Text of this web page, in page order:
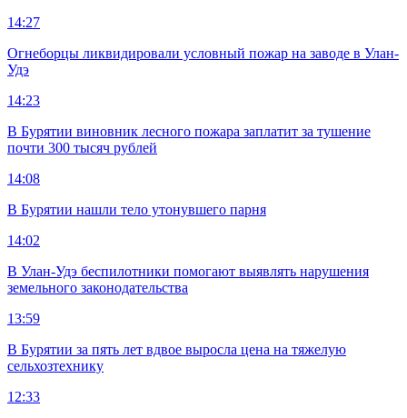
14:27
Огнеборцы ликвидировали условный пожар на заводе в Улан-
Удэ
14:23
В Бурятии виновник лесного пожара заплатит за тушение
почти 300 тысяч рублей
14:08
В Бурятии нашли тело утонувшего парня
14:02
В Улан-Удэ беспилотники помогают выявлять нарушения
земельного законодательства
13:59
В Бурятии за пять лет вдвое выросла цена на тяжелую
сельхозтехнику
12:33